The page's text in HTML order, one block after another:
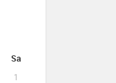
Sa
1